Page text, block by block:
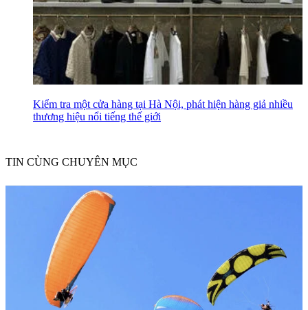
Kiểm tra một cửa hàng tại Hà Nội, phát hiện hàng giả nhiều
thương hiệu nổi tiếng thế giới
TIN CÙNG CHUYÊN MỤC